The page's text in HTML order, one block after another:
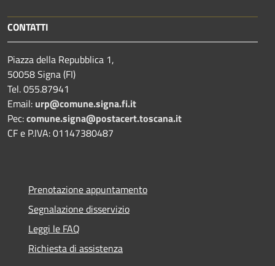
CONTATTI
Piazza della Repubblica 1,
50058 Signa (FI)
Tel. 055.87941
Email: urp@comune.signa.fi.it
Pec:comune.signa@postacert.toscana.it
CF e P.IVA: 01147380487
Prenotazione appuntamento
Segnalazione disservizio
Leggi le FAQ
Richiesta di assistenza